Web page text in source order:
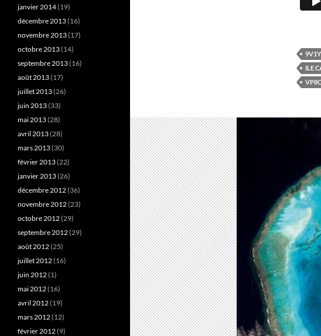
ILE
janvier 2014(19)
décembre 2013(16)
novembre 2013(17)
octobre 2013(14)
septembre 2013(16)
août 2013(17)
juillet 2013(26)
juin 2013(33)
mai 2013(28)
avril 2013(28)
mars 2013(30)
février 2013(22)
janvier 2013(26)
décembre 2012(36)
novembre 2012(23)
octobre 2012(29)
septembre 2012(29)
août 2012(25)
juillet 2012(16)
juin 2012(1)
mai 2012(16)
avril 2012(19)
mars 2012(12)
février 2012(9)